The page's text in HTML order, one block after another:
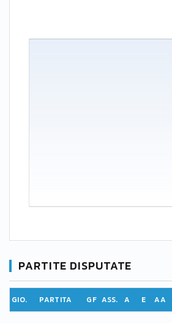
PARTITE DISPUTATE
GIO. PARTITA GF ASS. A E AA